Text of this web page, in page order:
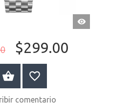
VISTA
RÁPIDA
$299.00
COMPRAR AHORA
comentario